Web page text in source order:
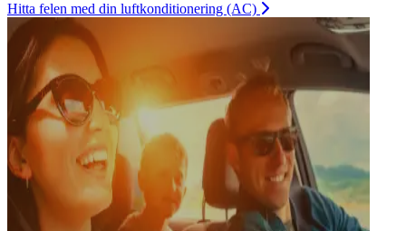
Hitta felen med din luftkonditionering (AC)